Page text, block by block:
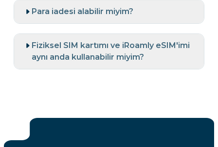
Para iadesi alabilir miyim?
Fiziksel SIM kartımı ve iRoamly eSIM'imi
aynı anda kullanabilir miyim?